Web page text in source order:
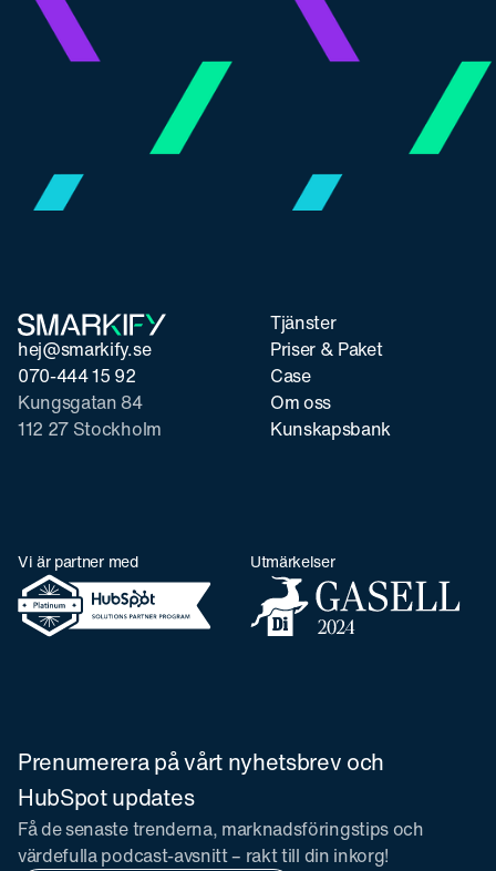
hej@smarkify.se
070-444 15 92
Kungsgatan 84
112 27 Stockholm
Tjänster
Priser & Paket
Case
Om oss
Kunskapsbank
Vi är partner med Utmärkelser
Prenumerera på vårt nyhetsbrev och
HubSpot updates
Få de senaste trenderna, marknadsföringstips och
värdefulla podcast-avsnitt – rakt till din inkorg!